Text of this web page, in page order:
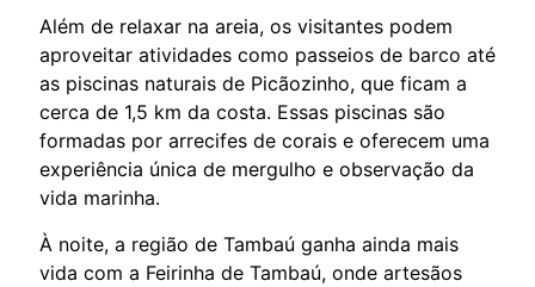
Além de relaxar na areia, os visitantes podem
aproveitar atividades como passeios de barco até
as piscinas naturais de Picãozinho, que ficam a
cerca de 1,5 km da costa. Essas piscinas são
formadas por arrecifes de corais e oferecem uma
experiência única de mergulho e observação da
vida marinha.
À noite, a região de Tambaú ganha ainda mais
vida com a Feirinha de Tambaú, onde artesãos